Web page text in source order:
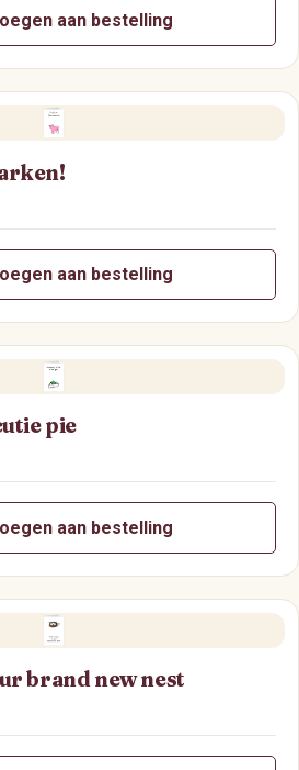
aan bestelling
aan bestelling
pie
aan bestelling
brand new nest